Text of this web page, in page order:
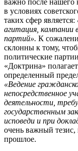
важно после нашего
в условиях
таких сфер является:
агитация, кампании
партий». К
склонны к тому,
политические
«Доктрина»
определенный
«Ведение
непосредственное
деятельности,
государственным
исповеди и при
очень важный тезис,
прошлое.